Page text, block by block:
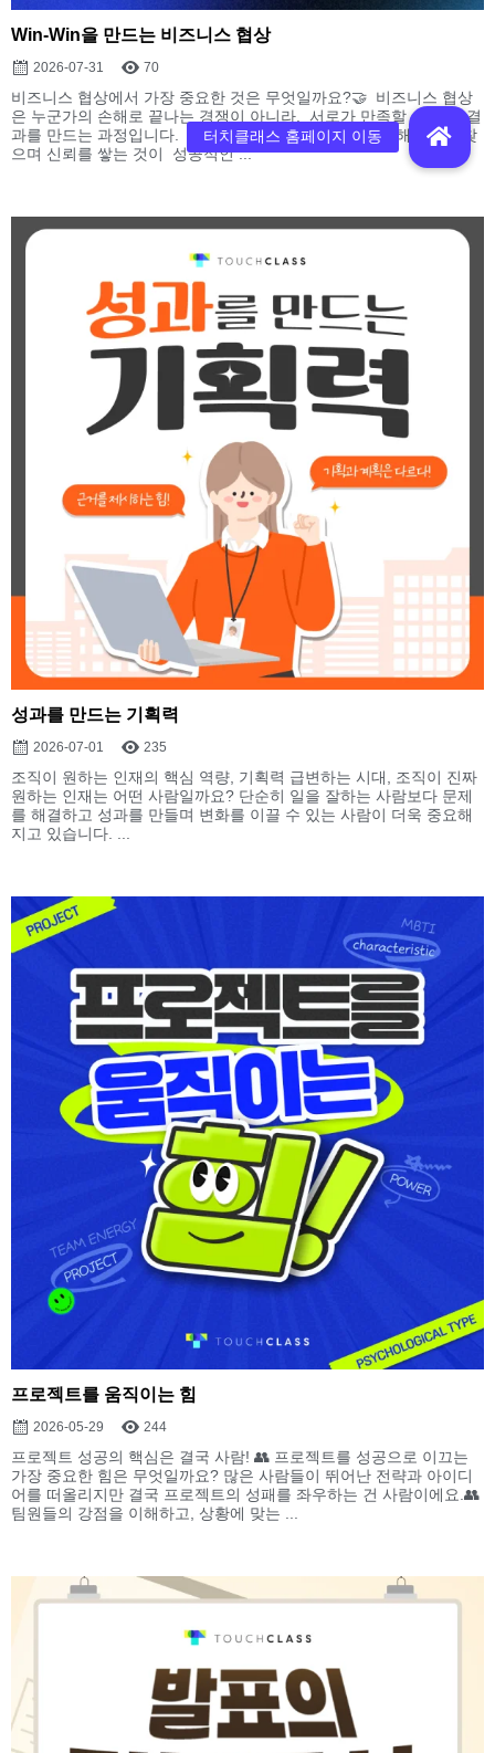
Win-Win을 만드는 비즈니스 협상
2026-07-31 70
비즈니스 협상에서 가장 중요한 것은 무엇일까요?🤝 비즈니스 협상
은 누군가의 손해로 끝나는 경쟁이 아니라, 서로가 만족할 수 있는 결
과를 만드는 과정입니다. 상대의 입장을 이해하고, 함께 해결책을 찾
으며 신뢰를 쌓는 것이 성공적인 ...
성과를 만드는 기획력
2026-07-01 235
조직이 원하는 인재의 핵심 역량, 기획력 급변하는 시대, 조직이 진짜
원하는 인재는 어떤 사람일까요? 단순히 일을 잘하는 사람보다 문제
를 해결하고 성과를 만들며 변화를 이끌 수 있는 사람이 더욱 중요해
지고 있습니다. ...
프로젝트를 움직이는 힘
2026-05-29 244
프로젝트 성공의 핵심은 결국 사람! 👥 프로젝트를 성공으로 이끄는
가장 중요한 힘은 무엇일까요? 많은 사람들이 뛰어난 전략과 아이디
어를 떠올리지만 결국 프로젝트의 성패를 좌우하는 건 사람이에요.👥
팀원들의 강점을 이해하고, 상황에 맞는 ...